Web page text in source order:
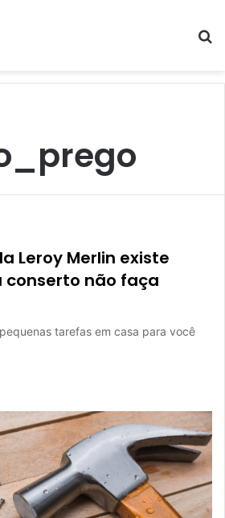
Leroy Merlin existe
conserto não faça
tarefas em casa para você